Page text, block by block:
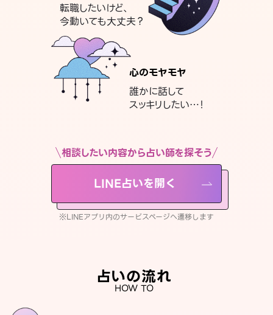
転職したいけど、
今動いても大丈夫？
心のモヤモヤ
誰かに話して
スッキリしたい…！
相談したい内容から占い師を探そう
LINE占いを開く
※LINEアプリ内のサービスページへ遷移します
占いの流れ
HOW TO